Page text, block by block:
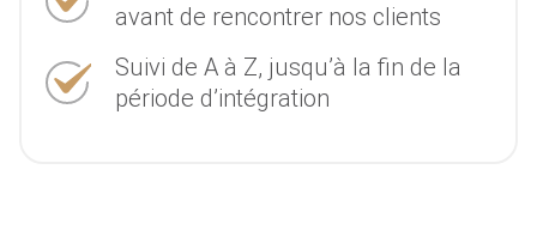
avant de rencontrer nos clients
Suivi de A à Z, jusqu’à la fin de la
période d’intégration